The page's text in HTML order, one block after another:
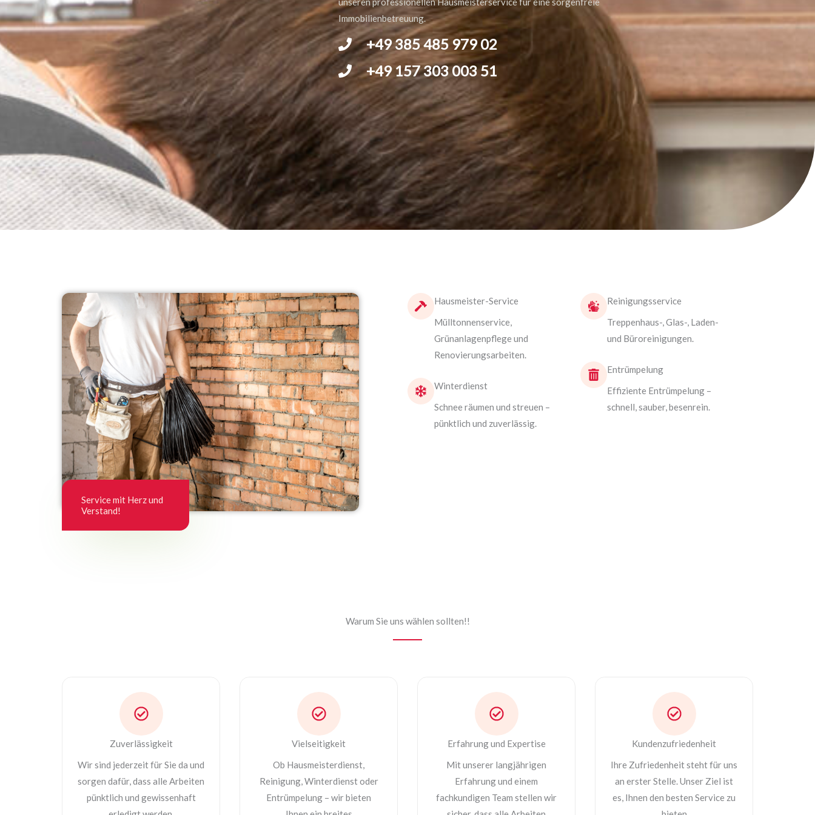
Immobilienbetreuung.
+49 385 485 979 02
+49 157 303 003 51
Service mit Herz und
Verstand!
Hausmeister-Service
Mülltonnenservice,
Grünanlagenpflege und
Renovierungsarbeiten.
Winterdienst
Schnee räumen und streuen –
pünktlich und zuverlässig.
Reinigungsservice
Treppenhaus-, Glas-, Laden-
und Büroreinigungen.
Entrümpelung
Effiziente Entrümpelung –
schnell, sauber, besenrein.
Warum Sie uns wählen sollten!!
Zuverlässigkeit
Wir sind jederzeit für Sie da und
sorgen dafür, dass alle Arbeiten
pünktlich und gewissenhaft
Vielseitigkeit
Ob Hausmeisterdienst,
Reinigung, Winterdienst oder
Entrümpelung – wir bieten
Erfahrung und Expertise
Mit unserer langjährigen
Erfahrung und einem
fachkundigen Team stellen wir
Kundenzufriedenheit
Ihre Zufriedenheit steht für uns
an erster Stelle. Unser Ziel ist
es, Ihnen den besten Service zu